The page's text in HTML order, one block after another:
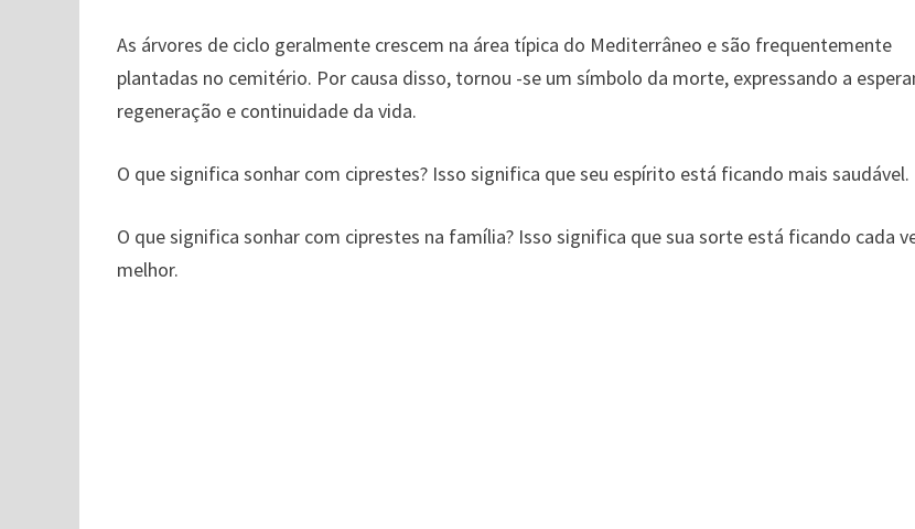
As árvores de ciclo geralmente crescem na área típica do Mediterrâneo e são frequentemente
plantadas no cemitério. Por causa disso, tornou -se um símbolo da morte, expressando a
regeneração e continuidade da vida.
O que significa sonhar com ciprestes? Isso significa que seu espírito está ficando mais saudável.
O que significa sonhar com ciprestes na família? Isso significa que sua sorte está ficando cada
melhor.